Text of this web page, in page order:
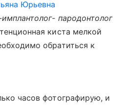
Юрьевна
пародонтолог
киста мелкой
обратиться к
часов фотографирую, и